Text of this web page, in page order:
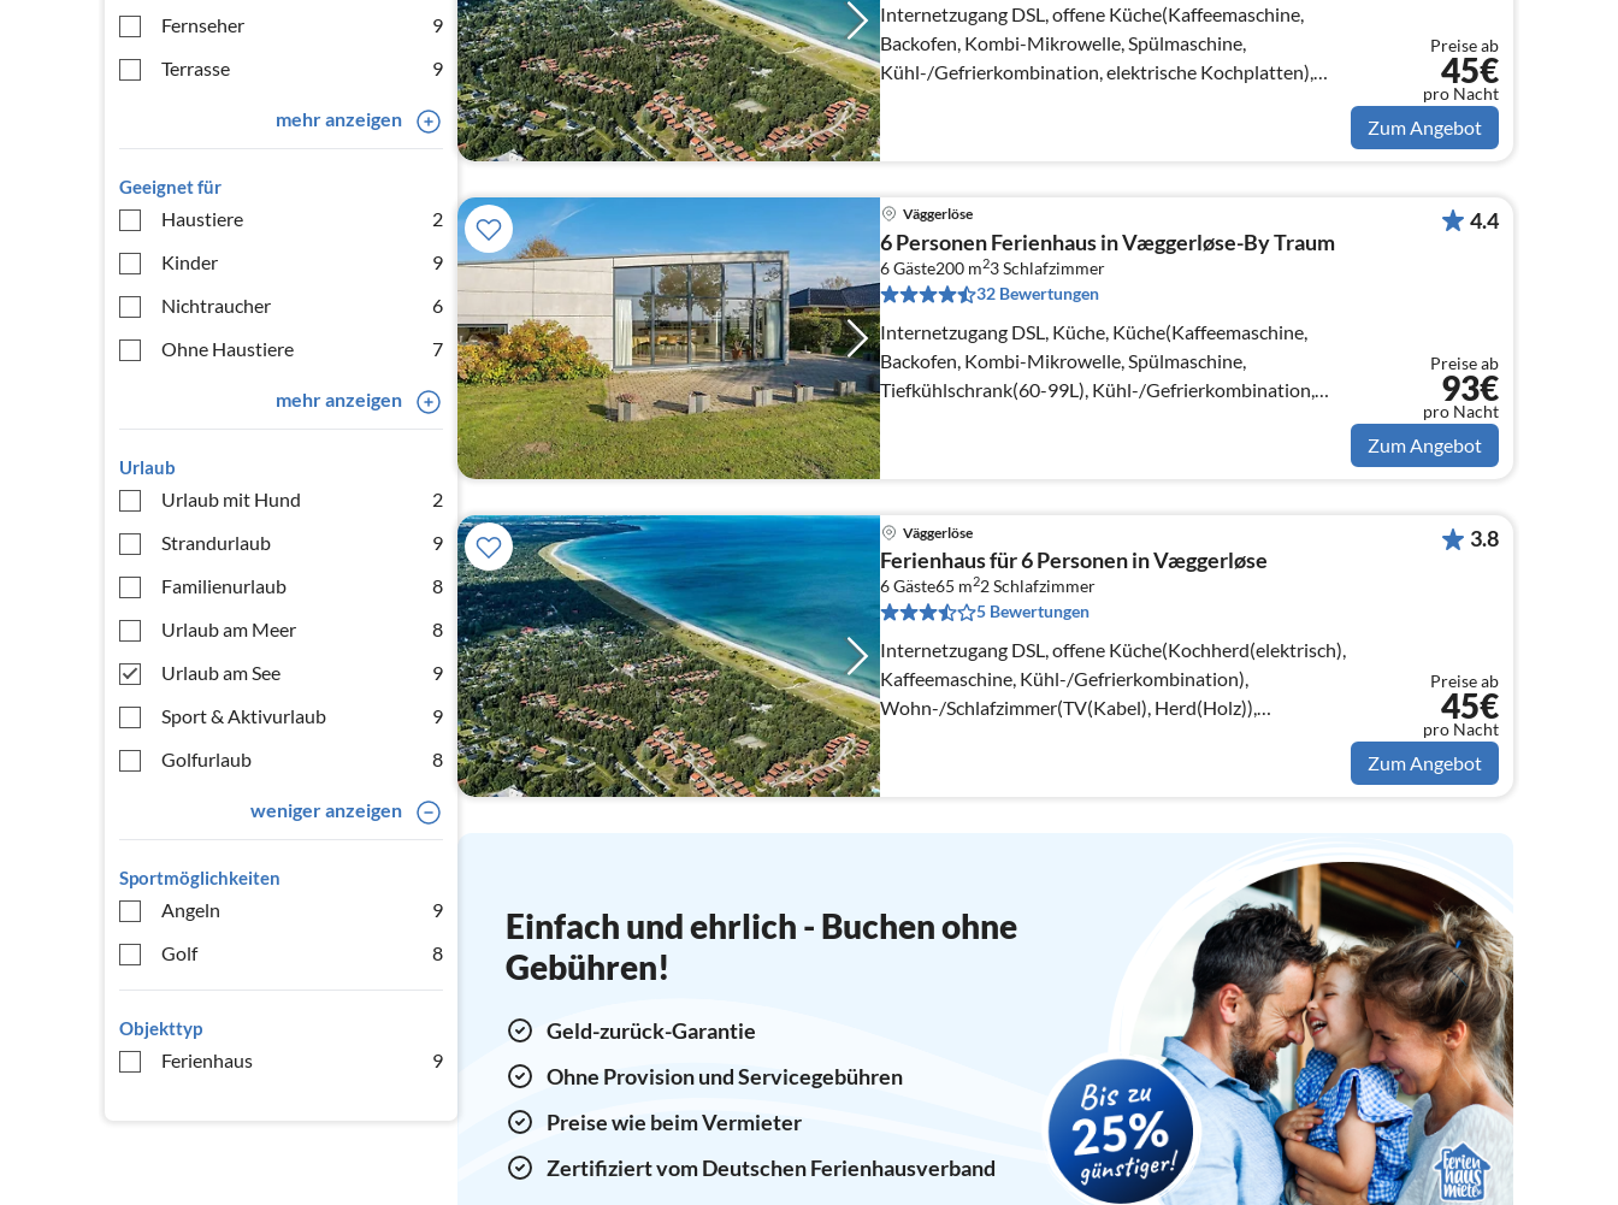
Fernseher
9
Terrasse
9
mehr anzeigen
Geeignet für
Haustiere
2
Kinder
9
Nichtraucher
6
Ohne Haustiere
7
mehr anzeigen
Urlaub
Urlaub mit Hund
2
Strandurlaub
9
Familienurlaub
8
Urlaub am Meer
8
Urlaub am See
9
Sport & Aktivurlaub
9
Golfurlaub
8
weniger anzeigen
Sportmöglichkeiten
Angeln
9
Golf
8
Objekttyp
Ferienhaus 9
Internetzugang DSL, offene Küche(Kaffeemaschine,
Backofen, Kombi-Mikrowelle, Spülmaschine,
Kühl-/Gefrierkombination, elektrische Kochplatten),
Wohn-/Schlafzimmer(TV(Kabel))
Preise ab
45€
pro Nacht
Zum Angebot
Väggerlöse
6 Personen Ferienhaus in Væggerløse-By Traum
6 Gäste200 m23Schlafzimmer
32 Bewertungen
Internetzugang DSL, Küche, Küche(Kaffeemaschine,
Backofen, Kombi-Mikrowelle, Spülmaschine,
Tiefkühlschrank(60-99L), Kühl-/Gefrierkombination,
elektrische Kochplatten)
4.4
Preise ab
93€
pro Nacht
Zum Angebot
Väggerlöse
Ferienhaus für 6 Personen in Væggerløse
6 Gäste65 m22Schlafzimmer
5 Bewertungen
Internetzugang DSL, offene Küche(Kochherd(elektrisch),
Kaffeemaschine, Kühl-/Gefrierkombination),
Wohn-/Schlafzimmer(TV(Kabel), Herd(Holz)),
Schlafzimmer(4x Etagenbett)
3.8
Preise ab
45€
pro Nacht
Zum Angebot
Einfach und ehrlich - Buchen ohne
Gebühren!
Geld-zurück-Garantie
Ohne Provision und Servicegebühren
Preise wie beim Vermieter
Zertifiziert vom Deutschen Ferienhausverband